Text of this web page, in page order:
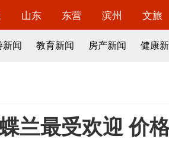
山东 东营 滨州 文旅
新闻 教育新闻 房产新闻 健康
兰最受欢迎 价